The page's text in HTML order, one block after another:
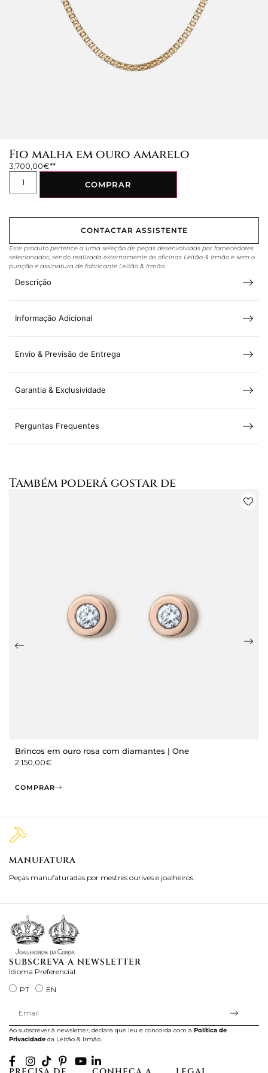
Fio malha em ouro amarelo
3.700,00€
COMPRAR
CONTACTAR ASSISTENTE
Este produto pertence a uma seleção de peças desenvolvidas por fornecedores
selecionados, sendo realizada externamente às oficinas Leitão & Irmão e sem o
punção e assinatura de fabricante Leitão & Irmão.
Descrição
Informação Adicional
Envio & Previsão de Entrega
Garantia & Exclusividade
Perguntas Frequentes
Também poderá gostar de
Brincos em ouro rosa com diamantes | One
2.150,00€
COMPRAR
MANUFATURA
Peças manufaturadas por mestres ourives e joalheiros.
SUBSCREVA A NEWSLETTER
Idioma Preferencial
PT
EN
Ao subscrever à newsletter, declara que leu e concorda com a Política de
Privacidade da Leitão & Irmão.